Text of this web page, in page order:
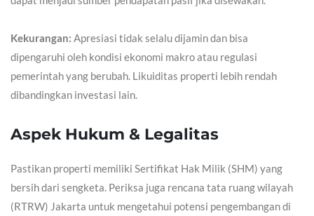
Kekurangan: Apresiasi tidak selalu dijamin dan bisa
dipengaruhi oleh kondisi ekonomi makro atau regulasi
pemerintah yang berubah. Likuiditas properti lebih rendah
dibandingkan investasi lain.
Aspek Hukum & Legalitas
Pastikan properti memiliki Sertifikat Hak Milik (SHM) yang
bersih dari sengketa. Periksa juga rencana tata ruang wilayah
(RTRW) Jakarta untuk mengetahui potensi pengembangan di